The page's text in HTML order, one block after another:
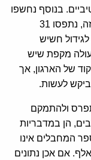
בנוסף נחשפו
המובילות כנראה לעזה, נתפסו 31
זיהוי, הושמדו 53 חוות לגידול חשיש
בפעולה מקפת שיש
של הארגון, אך
לעשות.
ולהתמקם
הן במדבריות
המחבלים אינו
אם אכן נתונים